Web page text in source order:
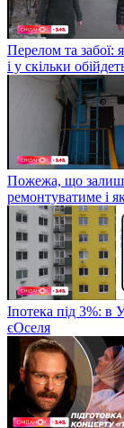
Перелом та забої:
і у скільки
Пожежа, що
ремонтуватиме і
Іпотека під 3%: в
єОселя